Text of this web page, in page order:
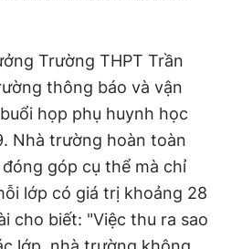
Trường THPT Trần
thông báo và vận
họp phụ huynh học
Nhà trường hoàn toàn
góp cụ thể mà chỉ
lớp có giá trị khoảng 28
cho biết: "Việc thu ra sao